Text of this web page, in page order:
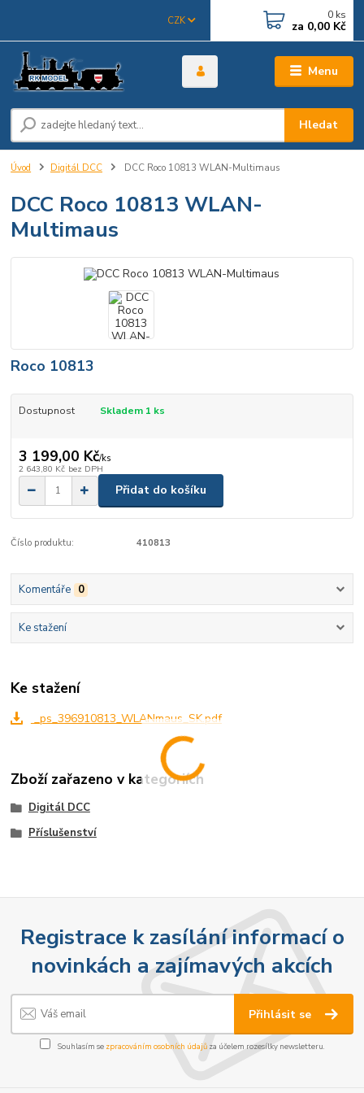
Menu
CZK
Hledat
0 ks
za 0,00 Kč
Úvod Digitál DCC DCC Roco 10813 WLAN-Multimaus
DCC Roco 10813 WLAN-
Multimaus
Roco 10813
Dostupnost Skladem 1 ks
3 199,00 Kč/ks
2 643,80 Kč bez DPH
Přidat do košíku
Číslo produktu: 410813
Komentáře 0
Ke stažení
Ke stažení
_ps_396910813_WLANmaus_SK.pdf
Zboží zařazeno v kategoriích
Digitál DCC
Příslušenství
Registrace k zasílání informací o
novinkách a zajímavých akcích
Přihlásit se
Souhlasím se zpracováním osobních údajůza účelem rozesílky newsletteru.